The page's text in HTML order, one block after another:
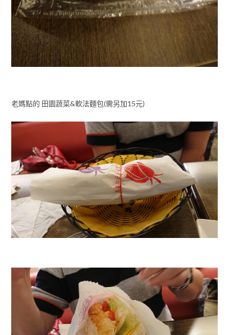
老媽點的 田園蔬菜&軟法麵包(需另加15元)